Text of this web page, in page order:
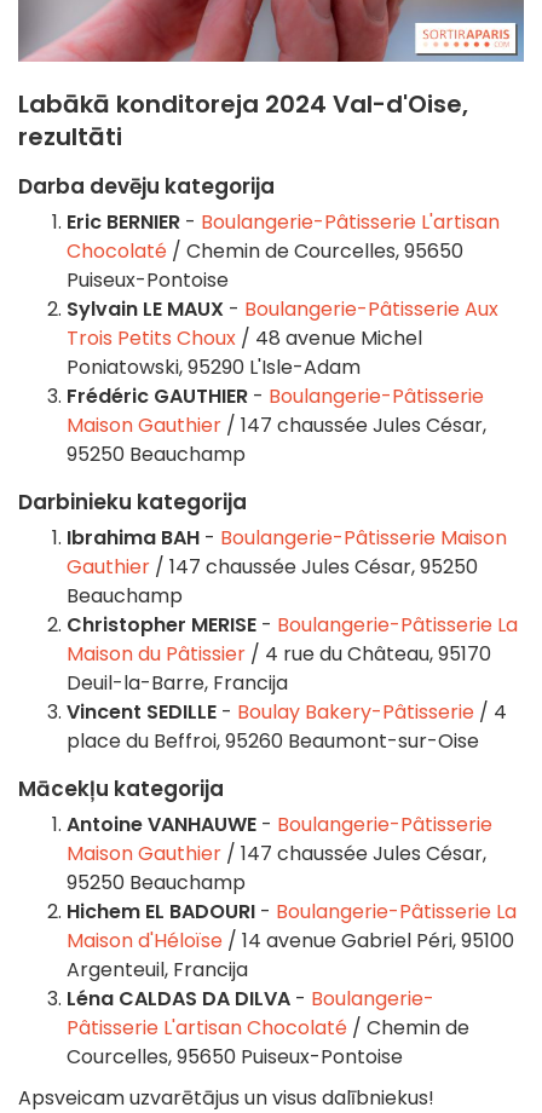
Labākā konditoreja 2024 Val-d'Oise,
rezultāti
Darba devēju kategorija
Eric BERNIER - Boulangerie-Pâtisserie L'artisan
Chocolaté / Chemin de Courcelles, 95650
Puiseux-Pontoise
Sylvain LE MAUX - Boulangerie-Pâtisserie Aux
Trois Petits Choux / 48 avenue Michel
Poniatowski, 95290 L'Isle-Adam
Frédéric GAUTHIER - Boulangerie-Pâtisserie
Maison Gauthier / 147 chaussée Jules César,
95250 Beauchamp
Darbinieku kategorija
Ibrahima BAH - Boulangerie-Pâtisserie Maison
Gauthier / 147 chaussée Jules César, 95250
Beauchamp
Christopher MERISE - Boulangerie-Pâtisserie La
Maison du Pâtissier / 4 rue du Château, 95170
Deuil-la-Barre, Francija
Vincent SEDILLE - Boulay Bakery-Pâtisserie / 4
place du Beffroi, 95260 Beaumont-sur-Oise
Mācekļu kategorija
Antoine VANHAUWE - Boulangerie-Pâtisserie
Maison Gauthier / 147 chaussée Jules César,
95250 Beauchamp
Hichem EL BADOURI - Boulangerie-Pâtisserie La
Maison d'Héloïse / 14 avenue Gabriel Péri, 95100
Argenteuil, Francija
Léna CALDAS DA DILVA - Boulangerie-
Pâtisserie L'artisan Chocolaté / Chemin de
Courcelles, 95650 Puiseux-Pontoise
Apsveicam uzvarētājus un visus dalībniekus!